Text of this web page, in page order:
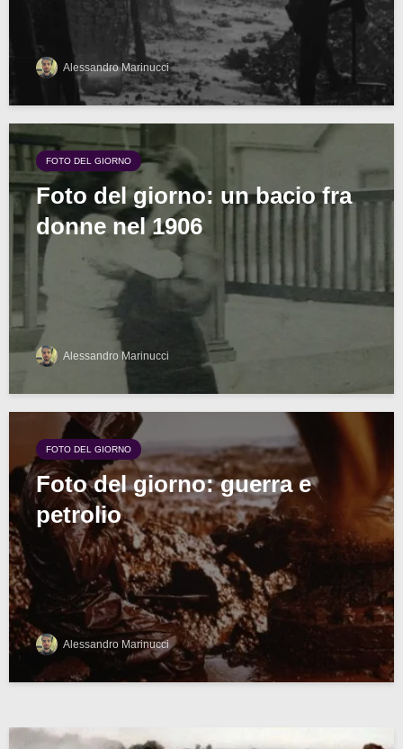
Alessandro Marinucci
FOTO DEL GIORNO
Foto del giorno: un bacio fra
donne nel 1906
Alessandro Marinucci
FOTO DEL GIORNO
Foto del giorno: guerra e
petrolio
Alessandro Marinucci